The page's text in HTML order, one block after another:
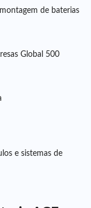
de baterias
Global 500
e sistemas de